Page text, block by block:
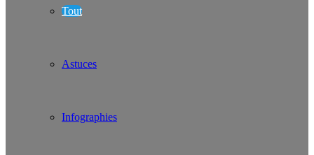
Tout
Astuces
Infographies